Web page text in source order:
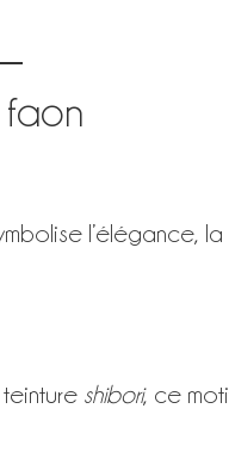
l’élégance,
shibori, ce